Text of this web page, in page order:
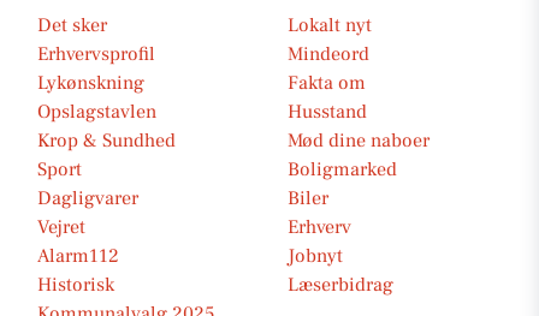
Det sker
Lokalt nyt
Erhvervsprofil
Mindeord
Lykønskning
Fakta om
Opslagstavlen
Husstand
Krop & Sundhed
Mød dine naboer
Sport
Boligmarked
Dagligvarer
Biler
Vejret
Erhverv
Alarm112
Jobnyt
Historisk
Læserbidrag